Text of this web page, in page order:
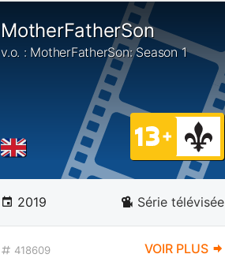
MotherFatherSon
v.o. : MotherFatherSon: Season 1
2019 Série télévisée
418609 VOIR PLUS